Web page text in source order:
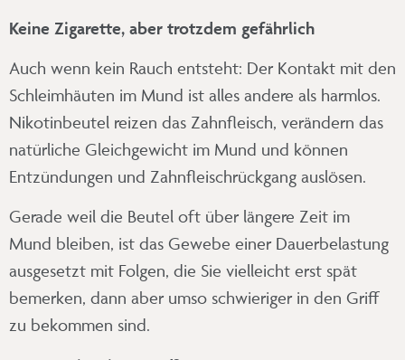
Keine Zigarette, aber trotzdem gefährlich
Auch wenn kein Rauch entsteht: Der Kontakt mit den
Schleimhäuten im Mund ist alles andere als harmlos.
Nikotinbeutel reizen das Zahnfleisch, verändern das
natürliche Gleichgewicht im Mund und können
Entzündungen und Zahnfleischrückgang auslösen.
Gerade weil die Beutel oft über längere Zeit im
Mund bleiben, ist das Gewebe einer Dauerbelastung
ausgesetzt mit Folgen, die Sie vielleicht erst spät
bemerken, dann aber umso schwieriger in den Griff
zu bekommen sind.